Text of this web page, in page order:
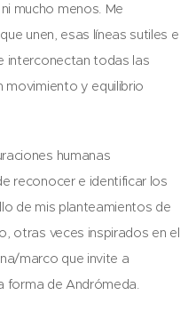
mucho menos. Me
unen, esas líneas sutiles e
interconectan todas las
movimiento y equilibrio
humanas
reconocer e identificar los
de mis planteamientos de
otras veces inspirados en el
marco que invite a
forma de Andrómeda.